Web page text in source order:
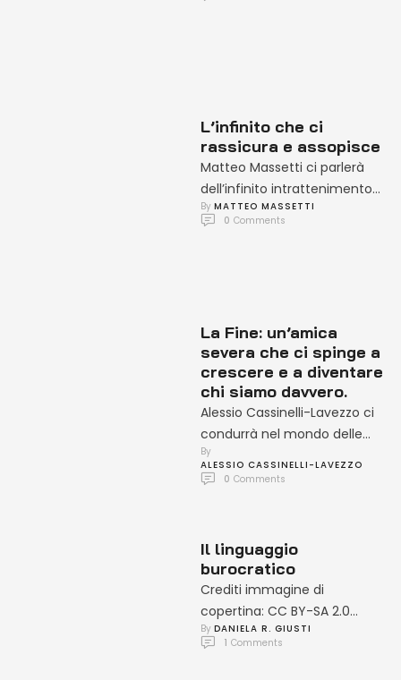
narrazioni della fine
L’infinito che ci
rassicura e assopisce
Matteo Massetti ci parlerà
dell’infinito intrattenimento
contemporaneo,
analizzandolo come
By MATTEO MASSETTI
0 Comments
La Fine: un’amica
severa che ci spinge a
crescere e a diventare
chi siamo davvero.
Alessio Cassinelli-Lavezzo ci
condurrà nel mondo delle
fini come passaggi formativi,
mostrando come ogni
By
ALESSIO CASSINELLI-LAVEZZO
0 Comments
Il linguaggio
burocratico
Crediti immagine di
copertina: CC BY-SA 2.0
Harald GrovenCon la
presente la informiamo
By DANIELA R. GIUSTI
1 Comments